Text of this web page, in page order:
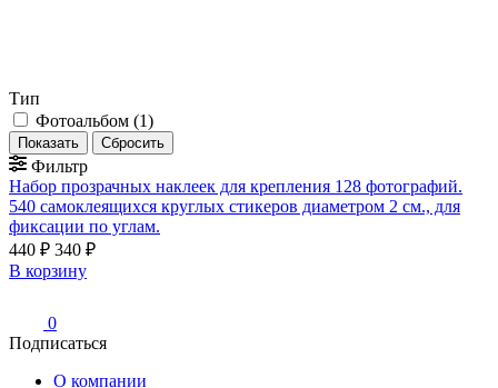
Тип
Фотоальбом (1)
Фильтр
Набор прозрачных наклеек для крепления 128 фотографий.
540 самоклеящихся круглых стикеров диаметром 2 см., для
фиксации по углам.
440 ₽ 340 ₽
В корзину
0
Подписаться
О компании